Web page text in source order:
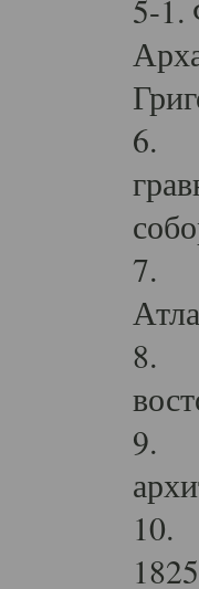
5-1.
6.
7.
8.
9.
10.